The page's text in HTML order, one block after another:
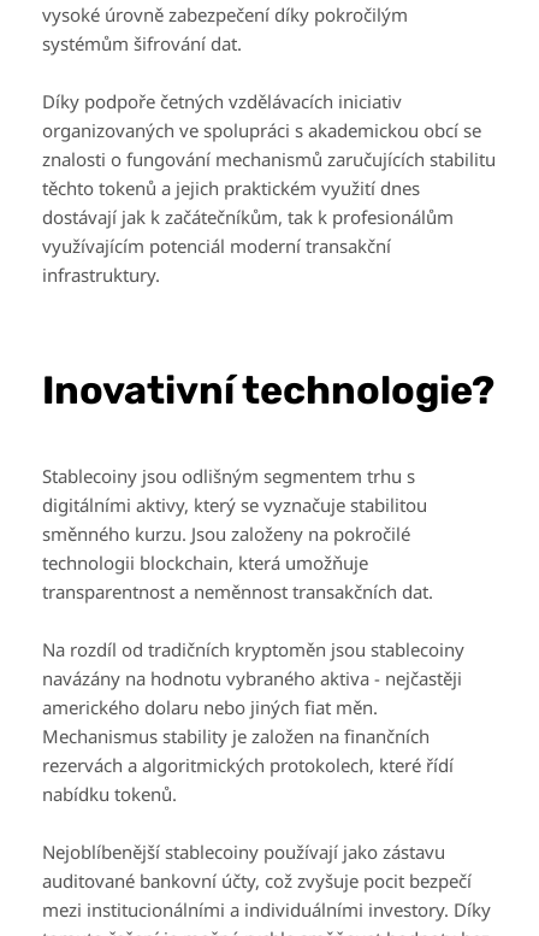
vysoké úrovně zabezpečení díky pokročilým
systémům šifrování dat.
Díky podpoře četných vzdělávacích iniciativ
organizovaných ve spolupráci s akademickou obcí se
znalosti o fungování mechanismů zaručujících stabilitu
těchto tokenů a jejich praktickém využití dnes
dostávají jak k začátečníkům, tak k profesionálům
využívajícím potenciál moderní transakční
infrastruktury.
Inovativní technologie?
Stablecoiny jsou odlišným segmentem trhu s
digitálními aktivy, který se vyznačuje stabilitou
směnného kurzu. Jsou založeny na pokročilé
technologii blockchain, která umožňuje
transparentnost a neměnnost transakčních dat.
Na rozdíl od tradičních kryptoměn jsou stablecoiny
navázány na hodnotu vybraného aktiva - nejčastěji
amerického dolaru nebo jiných fiat měn.
Mechanismus stability je založen na finančních
rezervách a algoritmických protokolech, které řídí
nabídku tokenů.
Nejoblíbenější stablecoiny používají jako zástavu
auditované bankovní účty, což zvyšuje pocit bezpečí
mezi institucionálními a individuálními investory. Díky